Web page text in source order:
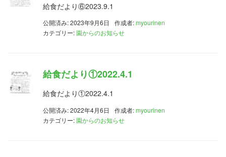
給食だより⑥2023.9.1
公開済み: 2023年9月6日 作成者:myourinen
カテゴリー:園からのお知らせ
給食だより①2022.4.1
給食だより①2022.4.1
公開済み: 2022年4月6日 作成者:myourinen
カテゴリー:園からのお知らせ